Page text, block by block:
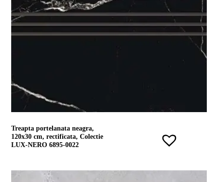
Treapta portelanata neagra,
120x30 cm, rectificata, Colectie
LUX-NERO 6895-0022